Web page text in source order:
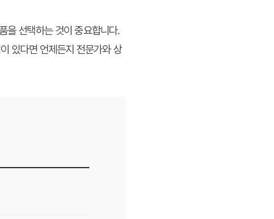
을 선택하는 것이 중요합니다.
있다면 언제든지 전문가와 상